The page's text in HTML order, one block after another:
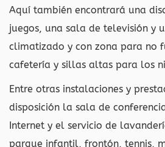
Aquí también encontrará una
juegos, una sala de televisión y
climatizado y con zona para no
cafetería y sillas altas para los
Entre otras instalaciones y
disposición la sala de
Internet y el servicio de
parque infantil, frontón, tennis,